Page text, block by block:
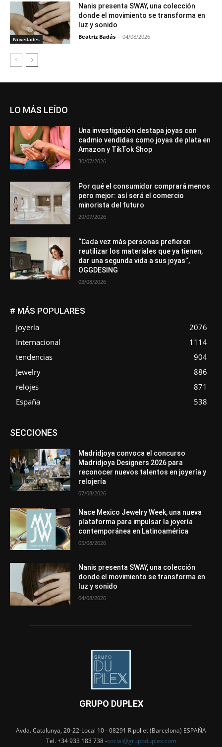
Novedades
Nanis presenta SWAY, una colección
donde el movimiento se transforma en
luz y sonido
Beatriz Badás - 04/08/2026
LO MÁS LEÍDO
Una investigación destapa joyas con
cadmio vendidas como joyas de plata en
Amazon y TikTok Shop
30/07/2026
Por qué el consumidor comprará menos
pero mejor: así será el comercio
minorista del futuro
29/07/2026
“Cada vez más personas prefieren
reutilizar los materiales que ya tienen,
dar una segunda vida a sus joyas”,
OGGDESING
03/08/2026
# MÁS POPULARES
joyería
2076
Internacional
1114
tendencias
904
Jewelry
886
relojes
871
España
538
SECCIONESAsociaciones
Entrevistas
Mundo Técnico
Novedades Opiniones
Perspectiva
Premios
Secciones Sin categoría
Más
Madridjoya convoca el concurso
Madridjoya Designers 2026 para
reconocer nuevos talentos en joyería y
relojería
07/08/2026
Nace Mexico Jewelry Week, una nueva
plataforma para impulsar la joyería
contemporánea en Latinoamérica
05/08/2026
Nanis presenta SWAY, una colección
donde el movimiento se transforma en
luz y sonido
04/08/2026
GRUPO DUPLEX
Avda. Catalunya, 20-22-Local 10 - 08291 Ripollet (Barcelona) ESPAÑA
Tel. +34 933 183 738 -social@grupoduplex.com